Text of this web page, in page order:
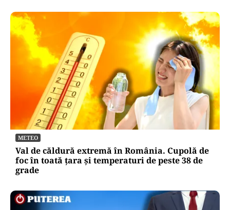
METEO
Val de căldură extremă în România. Cupolă de
foc în toată țara și temperaturi de peste 38 de
grade